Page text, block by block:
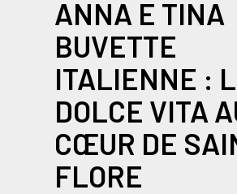
ANNA E TINA
BUVETTE
ITALIENNE :
DOLCE VITA
CŒUR DE
FLORE